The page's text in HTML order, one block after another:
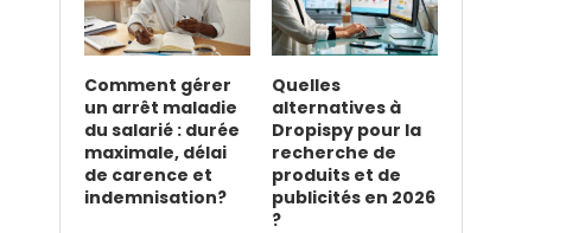
Comment gérer
un arrêt maladie
du salarié : durée
maximale, délai
de carence et
indemnisation?
Quelles
alternatives à
Dropispy pour la
recherche de
produits et de
publicités en 2026
?